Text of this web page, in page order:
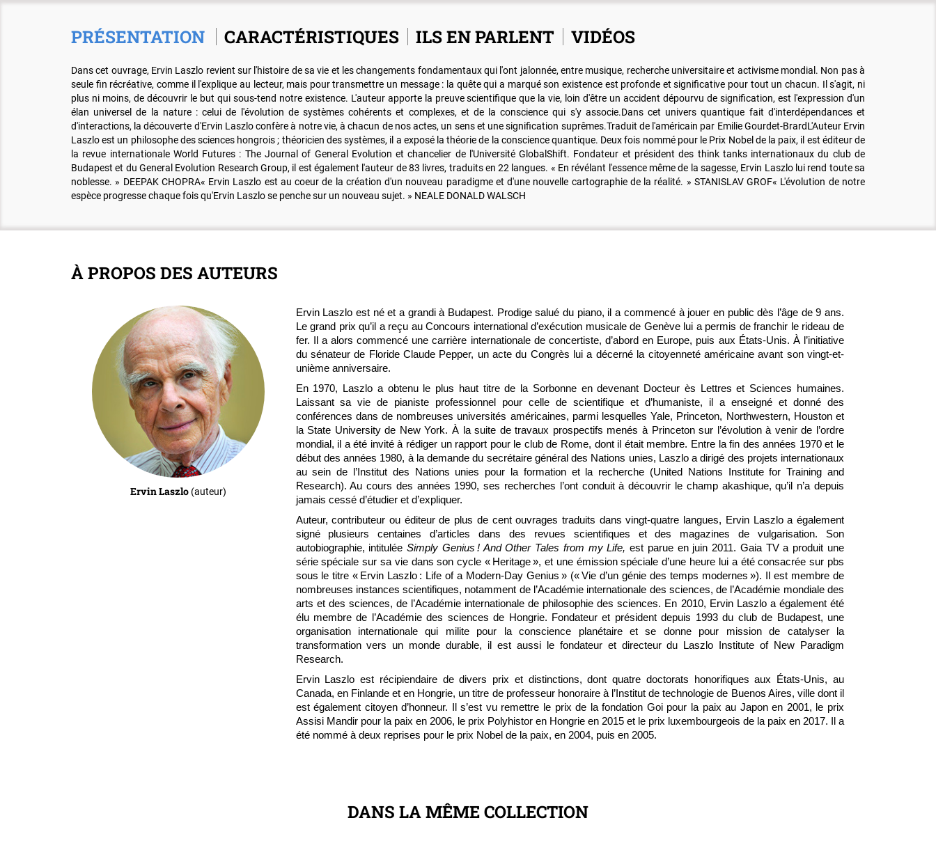
PRÉSENTATION CARACTÉRISTIQUES ILS EN PARLENT VIDÉOS
Dans cet ouvrage, Ervin Laszlo revient sur l'histoire de sa vie et les changements fondamentaux qui l'ont jalonnée, entre musique, recherche universitaire et activisme mondial. Non pas à
seule fin récréative, comme il l'explique au lecteur, mais pour transmettre un message : la quête qui a marqué son existence est profonde et significative pour tout un chacun. Il s'agit, ni
plus ni moins, de découvrir le but qui sous-tend notre existence. L'auteur apporte la preuve scientifique que la vie, loin d'être un accident dépourvu de signification, est l'expression d'un
élan universel de la nature : celui de l'évolution de systèmes cohérents et complexes, et de la conscience qui s'y associe.Dans cet univers quantique fait d'interdépendances et
d'interactions, la découverte d'Ervin Laszlo confère à notre vie, à chacun de nos actes, un sens et une signification suprêmes.Traduit de l'américain par Emilie Gourdet-BrardL'Auteur Ervin
Laszlo est un philosophe des sciences hongrois ; théoricien des systèmes, il a exposé la théorie de la conscience quantique. Deux fois nommé pour le Prix Nobel de la paix, il est éditeur de
la revue internationale World Futures : The Journal of General Evolution et chancelier de l'Université GlobalShift. Fondateur et président des think tanks internationaux du club de
Budapest et du General Evolution Research Group, il est également l'auteur de 83 livres, traduits en 22 langues. « En révélant l'essence même de la sagesse, Ervin Laszlo lui rend toute sa
noblesse. » DEEPAK CHOPRA« Ervin Laszlo est au coeur de la création d'un nouveau paradigme et d'une nouvelle cartographie de la réalité. » STANISLAV GROF« L'évolution de notre
espèce progresse chaque fois qu'Ervin Laszlo se penche sur un nouveau sujet. » NEALE DONALD WALSCH
À PROPOS DES AUTEURS
Ervin Laszlo(auteur)
Ervin Laszlo est né et a grandi à Budapest. Prodige salué du piano, il a commencé à jouer en public dès l’âge de 9 ans.
Le grand prix qu’il a reçu au Concours international d’exécution musicale de Genève lui a permis de franchir le rideau de
fer. Il a alors commencé une carrière internationale de concertiste, d’abord en Europe, puis aux États-Unis. À l’initiative
du sénateur de Floride Claude Pepper, un acte du Congrès lui a décerné la citoyenneté américaine avant son vingt-et-
unième anniversaire.
En 1970, Laszlo a obtenu le plus haut titre de la Sorbonne en devenant Docteur ès Lettres et Sciences humaines.
Laissant sa vie de pianiste professionnel pour celle de scientifique et d’humaniste, il a enseigné et donné des
conférences dans de nombreuses universités américaines, parmi lesquelles Yale, Princeton, Northwestern, Houston et
la State University de New York. À la suite de travaux prospectifs menés à Princeton sur l’évolution à venir de l’ordre
mondial, il a été invité à rédiger un rapport pour le club de Rome, dont il était membre. Entre la fin des années 1970 et le
début des années 1980, à la demande du secrétaire général des Nations unies, Laszlo a dirigé des projets internationaux
au sein de l’Institut des Nations unies pour la formation et la recherche (United Nations Institute for Training and
Research). Au cours des années 1990, ses recherches l’ont conduit à découvrir le champ akashique, qu’il n’a depuis
jamais cessé d’étudier et d’expliquer.
Auteur, contributeur ou éditeur de plus de cent ouvrages traduits dans vingt-quatre langues, Ervin Laszlo a également
signé plusieurs centaines d’articles dans des revues scientifiques et des magazines de vulgarisation. Son
autobiographie, intituléeSimply Genius ! And Other Tales from my Life,est parue en juin 2011. Gaia TV a produit une
série spéciale sur sa vie dans son cycle « Heritage », et une émission spéciale d’une heure lui a été consacrée sur pbs
sous le titre « Ervin Laszlo : Life of a Modern-Day Genius » (« Vie d’un génie des temps modernes »). Il est membre de
nombreuses instances scientifiques, notamment de l’Académie internationale des sciences, de l’Académie mondiale des
arts et des sciences, de l’Académie internationale de philosophie des sciences. En 2010, Ervin Laszlo a également été
élu membre de l’Académie des sciences de Hongrie. Fondateur et président depuis 1993 du club de Budapest, une
organisation internationale qui milite pour la conscience planétaire et se donne pour mission de catalyser la
transformation vers un monde durable, il est aussi le fondateur et directeur du Laszlo Institute of New Paradigm
Research.
Ervin Laszlo est récipiendaire de divers prix et distinctions, dont quatre doctorats honorifiques aux États-Unis, au
Canada, en Finlande et en Hongrie, un titre de professeur honoraire à l’Institut de technologie de Buenos Aires, ville dont il
est également citoyen d’honneur. Il s’est vu remettre le prix de la fondation Goi pour la paix au Japon en 2001, le prix
Assisi Mandir pour la paix en 2006, le prix Polyhistor en Hongrie en 2015 et le prix luxembourgeois de la paix en 2017. Il a
été nommé à deux reprises pour le prix Nobel de la paix, en 2004, puis en 2005.
DANS LA MÊME COLLECTION